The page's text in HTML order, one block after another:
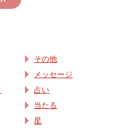
その他
メッセージ
占い
当たる
星